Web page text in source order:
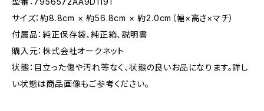
サイズ：約8.8cm × 約56.8cm × 約2.0cm（幅×高さ×マチ）
付属品：純正保存袋、純正箱、説明書
購入元：株式会社オークネット
状態：目立った傷や汚れ等なく、状態の良いお品になります。詳し
い状態は商品画像もご参考ください。